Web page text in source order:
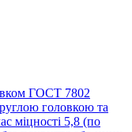
ГОСТ 7802